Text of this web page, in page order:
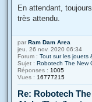
En attendant,
très attendu.
par Ram Dam Area
jeu. 26 nov. 2020 06:34
Forum : Tout sur les jouets
Sujet : Robotech The New
Réponses : 1005
Vues : 16777215
Re: Robotech